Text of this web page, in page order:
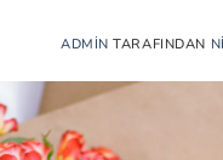
ADMIN TARAFINDAN